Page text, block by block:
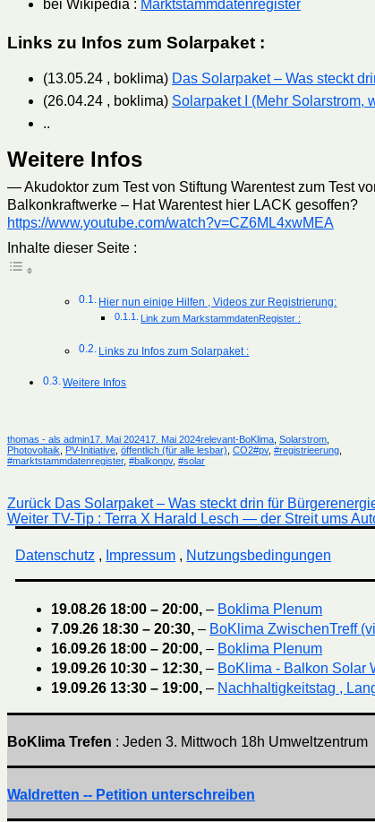
bei Wikipedia : Marktstammdatenregister
Links zu Infos zum Solarpaket :
(13.05.24 , boklima) Das Solarpaket – Was steckt
(26.04.24 , boklima) Solarpaket I (Mehr Solarstrom,
..
Weitere Infos
— Akudoktor zum Test von Stiftung Warentest zum Test
Balkonkraftwerke – Hat Warentest hier LACK gesoffen?
https://www.youtube.com/watch?v=CZ6ML4xwMEA
Inhalte dieser Seite :
Hier nun einige Hilfen , Videos zur Registrierung:
Link zum MarkstammdatenRegister :
Links zu Infos zum Solarpaket :
Weitere Infos
Autor
thomas - als adminVeröffentlicht
am
17. Mai 202417. Mai 2024Kategorien
relevant-BoKlima Solarstrom
Photovoltaik
PV-Initiative öffentlich (für alle lesbar) CO2Schlagwörter
#pv, #registrieerung
#marktstammdatenregister, #balkonpv, #solar
Beitragsnavigation
Zurück Vorheriger
Beitrag:
Das Solarpaket – Was steckt drin für
Weiter Nächster
Beitrag:
TV-Tip : Terra X Harald Lesch — der Streit ums
Datenschutz , Impressum , Nutzungsbedingungen
19.08.26 18:00 – 20:00,– Boklima Plenum
7.09.26 18:30 – 20:30,– BoKlima ZwischenTreff
16.09.26 18:00 – 20:00,– Boklima Plenum
19.09.26 10:30 – 12:30,– BoKlima - Balkon Solar
19.09.26 13:30 – 19:00,– Nachhaltigkeitstag ,
BoKlima Trefen : Jeden 3. Mittwoch 18h Umweltzentrum
Waldretten -- Petition unterschreiben